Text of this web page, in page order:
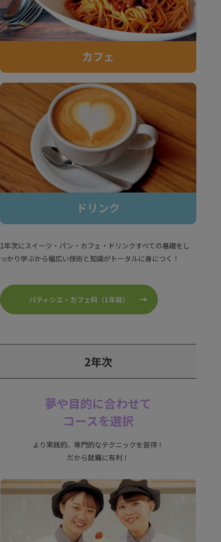
カフェ
ドリンク
1年次にスイーツ・パン・カフェ・ドリンクすべての基礎をし
っかり学ぶから幅広い技術と知識がトータルに身につく！
パティシエ・カフェ科（1年目）
2年次
夢や目的に合わせて
コースを選択
より実践的、専門的なテクニックを習得！
だから就職に有利！